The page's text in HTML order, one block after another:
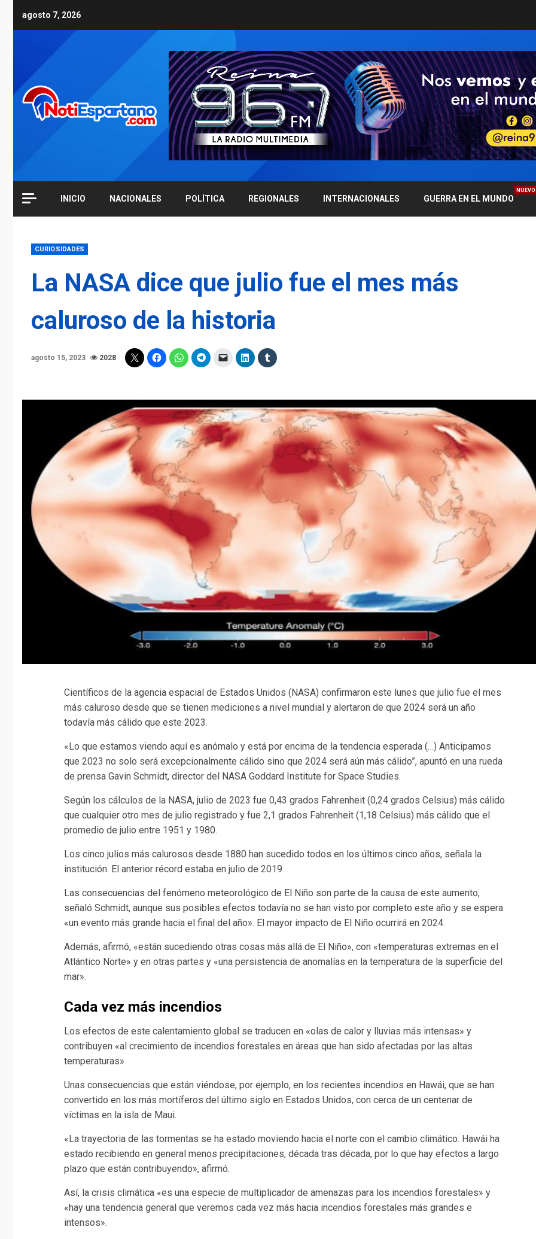
agosto 7, 2026
INICIO NACIONALES POLÍTICA REGIONALES INTERNACIONALES GUERRA EN EL MUNDO
NUEVO
CURIOSIDADES
La NASA dice que julio fue el mes más
caluroso de la historia
agosto 15, 2023 2028
Científicos de la agencia espacial de Estados Unidos (NASA) confirmaron este lunes que julio fue el mes
más caluroso desde que se tienen mediciones a nivel mundial y alertaron de que 2024 será un año
todavía más cálido que este 2023.
«Lo que estamos viendo aquí es anómalo y está por encima de la tendencia esperada (…) Anticipamos
que 2023 no solo será excepcionalmente cálido sino que 2024 será aún más cálido”, apuntó en una rueda
de prensa Gavin Schmidt, director del NASA Goddard Institute for Space Studies.
Según los cálculos de la NASA, julio de 2023 fue 0,43 grados Fahrenheit (0,24 grados Celsius) más cálido
que cualquier otro mes de julio registrado y fue 2,1 grados Fahrenheit (1,18 Celsius) más cálido que el
promedio de julio entre 1951 y 1980.
Los cinco julios más calurosos desde 1880 han sucedido todos en los últimos cinco años, señala la
institución. El anterior récord estaba en julio de 2019.
Las consecuencias del fenómeno meteorológico de El Niño son parte de la causa de este aumento,
señaló Schmidt, aunque sus posibles efectos todavía no se han visto por completo este año y se espera
«un evento más grande hacia el final del año». El mayor impacto de El Niño ocurrirá en 2024.
Además, afirmó, «están sucediendo otras cosas más allá de El Niño», con «temperaturas extremas en el
Atlántico Norte» y en otras partes y «una persistencia de anomalías en la temperatura de la superficie del
mar».
Cada vez más incendios
Los efectos de este calentamiento global se traducen en «olas de calor y lluvias más intensas» y
contribuyen «al crecimiento de incendios forestales en áreas que han sido afectadas por las altas
temperaturas».
Unas consecuencias que están viéndose, por ejemplo, en los recientes incendios en Hawái, que se han
convertido en los más mortíferos del último siglo en Estados Unidos, con cerca de un centenar de
víctimas en la isla de Maui.
«La trayectoria de las tormentas se ha estado moviendo hacia el norte con el cambio climático. Hawái ha
estado recibiendo en general menos precipitaciones, década tras década, por lo que hay efectos a largo
plazo que están contribuyendo», afirmó.
Así, la crisis climática «es una especie de multiplicador de amenazas para los incendios forestales» y
«hay una tendencia general que veremos cada vez más hacia incendios forestales más grandes e
intensos».